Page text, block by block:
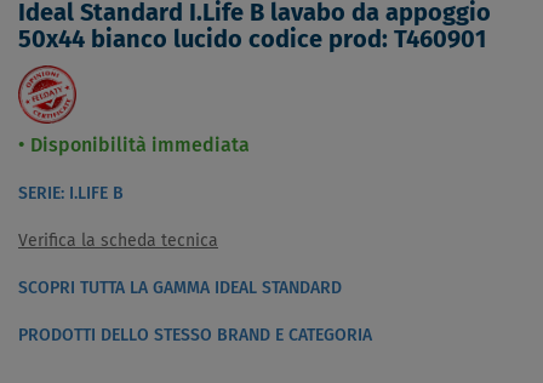
Ideal Standard I.Life B lavabo da appoggio
50x44 bianco lucido codice prod: T460901
Disponibilità immediata
SERIE: I.LIFE B
Verifica la scheda tecnica
SCOPRI TUTTA LA GAMMA IDEAL STANDARD
PRODOTTI DELLO STESSO BRAND E CATEGORIA